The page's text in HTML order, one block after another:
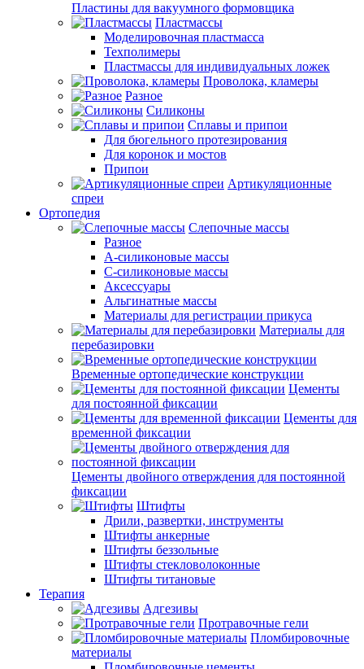
Пластины для вакуумного формовщика
Пластмассы
Моделировочная пластмасса
Техполимеры
Пластмассы для индивидуальных ложек
Проволока, кламеры
Разное
Силиконы
Сплавы и припои
Для бюгельного протезирования
Для коронок и мостов
Припои
Артикуляционные
спреи
Ортопедия
Слепочные массы
Разное
А-силиконовые массы
С-силиконовые массы
Аксессуары
Альгинатные массы
Материалы для регистрации прикуса
Материалы для
перебазировки
Временные ортопедические конструкции
Цементы
для постоянной фиксации
Цементы для
временной фиксации
Цементы двойного отверждения для постоянной
фиксации
Штифты
Дрили, развертки, инструменты
Штифты анкерные
Штифты беззольные
Штифты стекловолоконные
Штифты титановые
Терапия
Адгезивы
Протравочные гели
Пломбировочные
материалы